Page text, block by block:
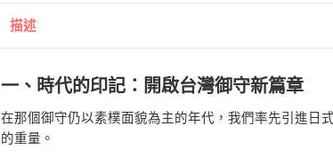
描述
一、時代的印記：開啟台灣御守新篇章
在那個御守仍以素樸面貌為主的年代，我們率先引進日
的重量。